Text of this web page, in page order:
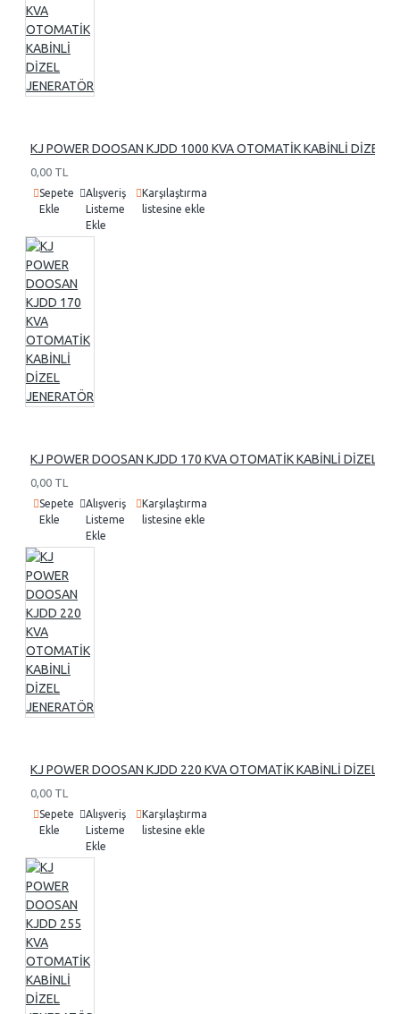
KJ POWER DOOSAN KJDD 1000 KVA OTOMATİK KABİNLİ DİZEL
0,00 TL
Sepete
Ekle
Alışveriş
Listeme
Ekle
Karşılaştırma
listesine ekle
KJ POWER DOOSAN KJDD 170 KVA OTOMATİK KABİNLİ DİZEL
0,00 TL
Sepete
Ekle
Alışveriş
Listeme
Ekle
Karşılaştırma
listesine ekle
KJ POWER DOOSAN KJDD 220 KVA OTOMATİK KABİNLİ DİZEL
0,00 TL
Sepete
Ekle
Alışveriş
Listeme
Ekle
Karşılaştırma
listesine ekle